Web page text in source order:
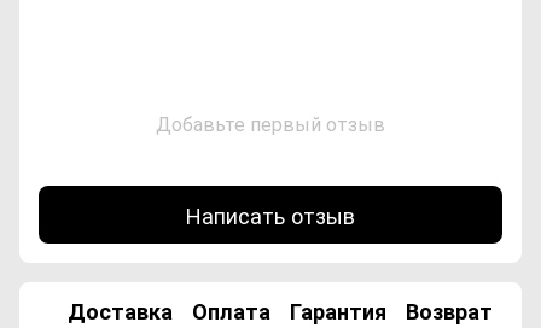
Добавьте первый отзыв
Написать отзыв
Доставка Оплата Гарантия Возврат